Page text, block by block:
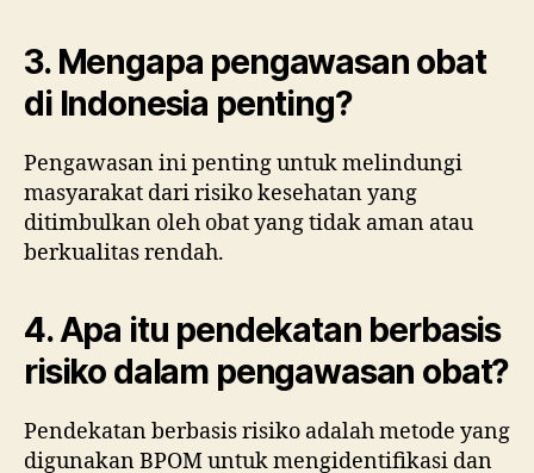
3. Mengapa pengawasan obat
di Indonesia penting?
Pengawasan ini penting untuk melindungi
masyarakat dari risiko kesehatan yang
ditimbulkan oleh obat yang tidak aman atau
berkualitas rendah.
4. Apa itu pendekatan berbasis
risiko dalam pengawasan obat?
Pendekatan berbasis risiko adalah metode yang
digunakan BPOM untuk mengidentifikasi dan